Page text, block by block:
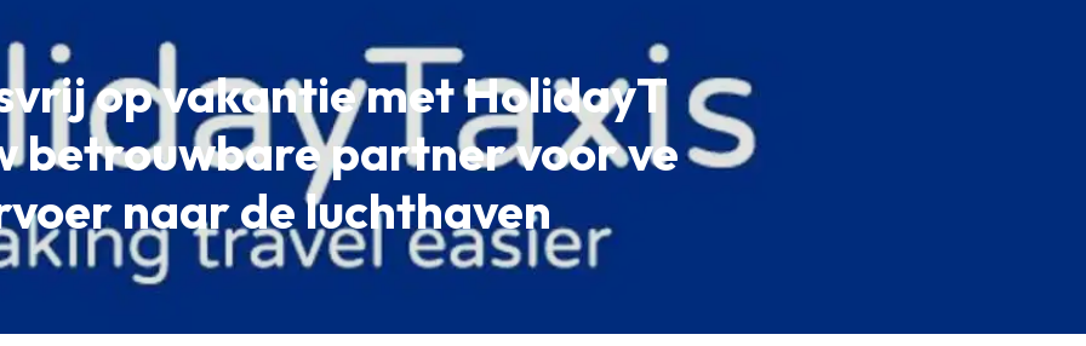
op vakantie met HolidayT
betrouwbare partner voor ve
naar de luchthaven